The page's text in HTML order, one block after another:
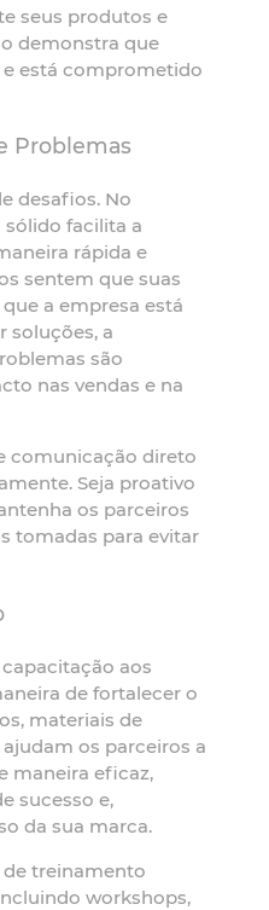
seus produtos e
demonstra que
e está comprometido
Problemas
desafios. No
facilita a
rápida e
sentem que suas
a empresa está
soluções, a
são
nas vendas e na
comunicação direto
Seja proativo
os parceiros
tomadas para evitar
aos
de fortalecer o
materiais de
os parceiros a
maneira eficaz,
sucesso e,
da sua marca.
de treinamento
workshops,